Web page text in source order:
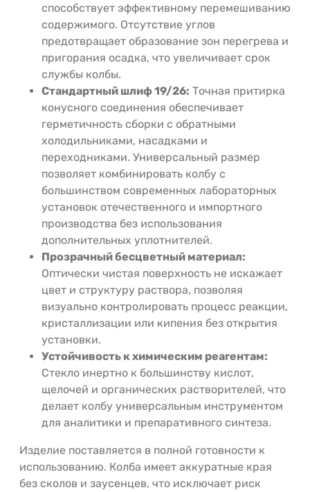
способствует эффективному перемешиванию
содержимого. Отсутствие углов
предотвращает образование зон перегрева и
пригорания осадка, что увеличивает срок
службы колбы.
Стандартный шлиф 19/26: Точная притирка
конусного соединения обеспечивает
герметичность сборки с обратными
холодильниками, насадками и
переходниками. Универсальный размер
позволяет комбинировать колбу с
большинством современных лабораторных
установок отечественного и импортного
производства без использования
дополнительных уплотнителей.
Прозрачный бесцветный материал:
Оптически чистая поверхность не искажает
цвет и структуру раствора, позволяя
визуально контролировать процесс реакции,
кристаллизации или кипения без открытия
установки.
Устойчивость к химическим реагентам:
Стекло инертно к большинству кислот,
щелочей и органических растворителей, что
делает колбу универсальным инструментом
для аналитики и препаративного синтеза.
Изделие поставляется в полной готовности к
использованию. Колба имеет аккуратные края
без сколов и заусенцев, что исключает риск